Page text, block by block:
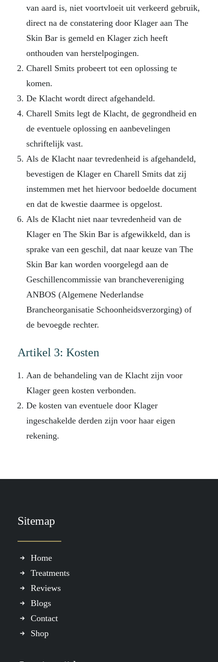
van aard is, niet voortvloeit uit verkeerd gebruik,
direct na de constatering door Klager aan The
Skin Bar is gemeld en Klager zich heeft
onthouden van herstelpogingen.
Charell Smits probeert tot een oplossing te
komen.
De Klacht wordt direct afgehandeld.
Charell Smits legt de Klacht, de gegrondheid en
de eventuele oplossing en aanbevelingen
schriftelijk vast.
Als de Klacht naar tevredenheid is afgehandeld,
bevestigen de Klager en Charell Smits dat zij
instemmen met het hiervoor bedoelde document
en dat de kwestie daarmee is opgelost.
Als de Klacht niet naar tevredenheid van de
Klager en The Skin Bar is afgewikkeld, dan is
sprake van een geschil, dat naar keuze van The
Skin Bar kan worden voorgelegd aan de
Geschillencommissie van branchevereniging
ANBOS (Algemene Nederlandse
Brancheorganisatie Schoonheidsverzorging) of
de bevoegde rechter.
Artikel 3: Kosten
Aan de behandeling van de Klacht zijn voor
Klager geen kosten verbonden.
De kosten van eventuele door Klager
ingeschakelde derden zijn voor haar eigen
rekening.
Sitemap
Home
Treatments
Reviews
Blogs
Contact
Shop